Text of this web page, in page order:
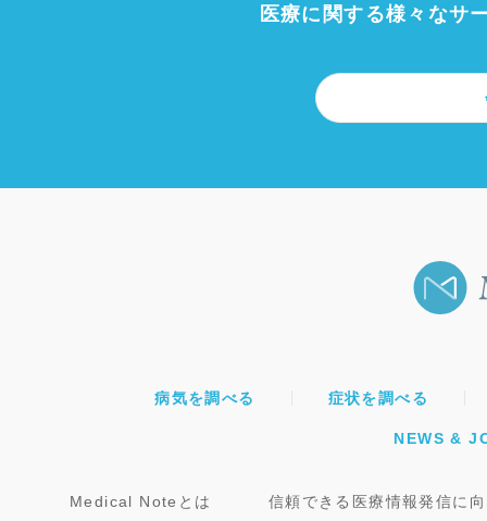
医療に関する様々なサ
病気を調べる 症状を調べる
NEWS &
Medical Noteとは 信頼できる医療情報発信に